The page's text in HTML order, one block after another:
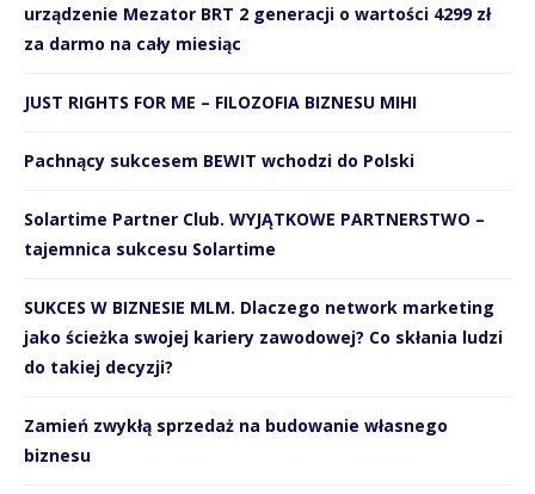
urządzenie Mezator BRT 2 generacji o wartości 4299 zł
za darmo na cały miesiąc
JUST RIGHTS FOR ME – FILOZOFIA BIZNESU MIHI
Pachnący sukcesem BEWIT wchodzi do Polski
Solartime Partner Club. WYJĄTKOWE PARTNERSTWO –
tajemnica sukcesu Solartime
SUKCES W BIZNESIE MLM. Dlaczego network marketing
jako ścieżka swojej kariery zawodowej? Co skłania ludzi
do takiej decyzji?
Zamień zwykłą sprzedaż na budowanie własnego
biznesu